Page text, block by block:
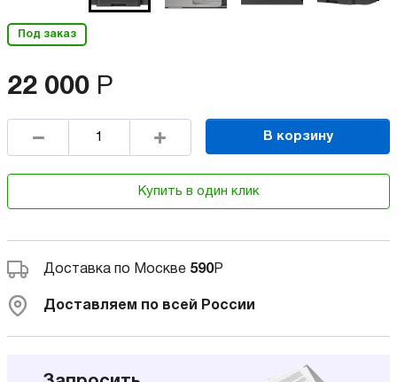
Под заказ
22 000 Р
В корзину
Купить в один клик
Доставка по Москве 590Р
Доставляем по всей России